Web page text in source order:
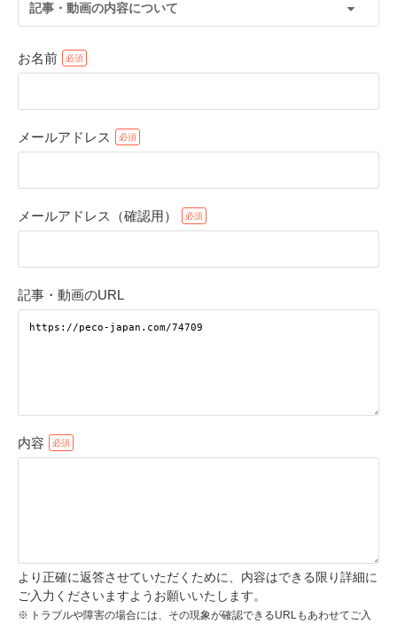
記事・動画の内容について
お名前
メールアドレス
メールアドレス（確認用）
記事・動画のURL
内容
より正確に返答させていただくために、内容はできる限り詳細に
ご入力くださいますようお願いいたします。
トラブルや障害の場合には、その現象が確認できるURLもあわせてご入
アプリで開く